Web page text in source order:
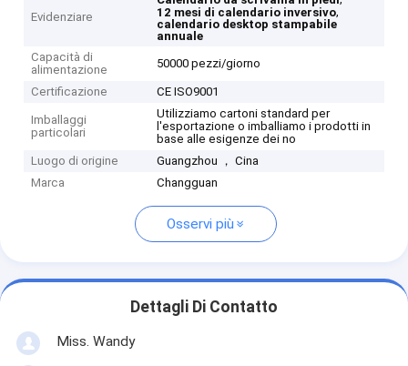
Evidenziare
12 mesi di calendario inversivo,
calendario desktop stampabile
annuale
Capacità di
alimentazione
50000 pezzi/giorno
Certificazione CE ISO9001
Imballaggi
particolari
Utilizziamo cartoni standard per
l'esportazione o imballiamo i prodotti in
base alle esigenze dei no
Luogo di origine
Guangzhou ， Cina
Marca
Changguan
Osservi più
Dettagli Di Contatto
Miss. Wandy